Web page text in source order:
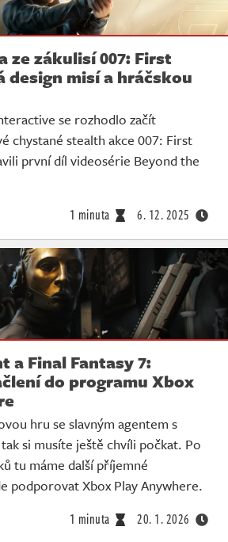
ze zákulisí 007: First
design misí a hráčskou
se rozhodlo začít
chystané stealth akce 007: First
první díl videosérie Beyond the
1 minuta 6. 12. 2025
a Final Fantasy 7:
do programu Xbox
hru se slavným agentem s
si musíte ještě chvíli počkat. Po
tu máme další příjemné
podporovat Xbox Play Anywhere.
1 minuta 20. 1. 2026